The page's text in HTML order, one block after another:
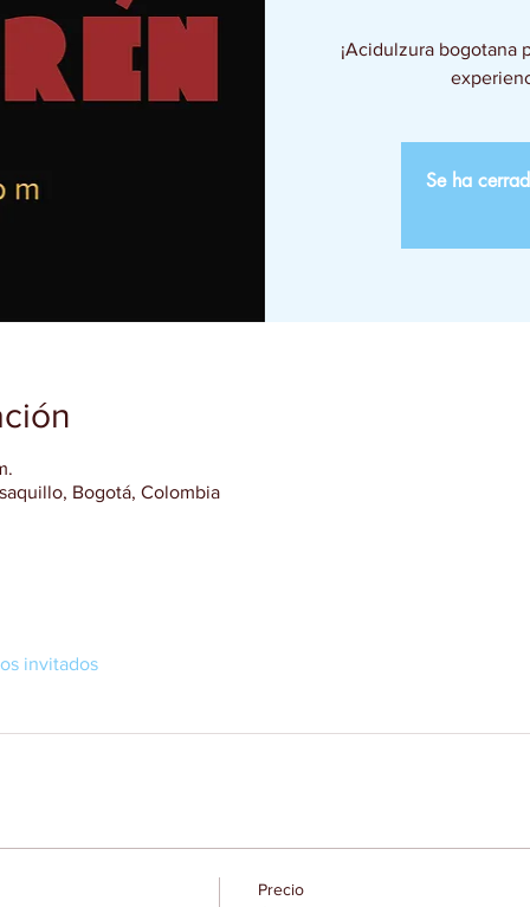
¡Acidulzura bogotana
Se ha
Bogotá, Colombia
invitados
Precio